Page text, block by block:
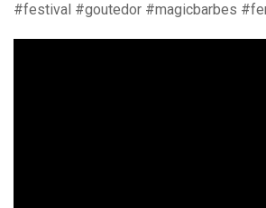
#festival #goutedor #magicbarbes